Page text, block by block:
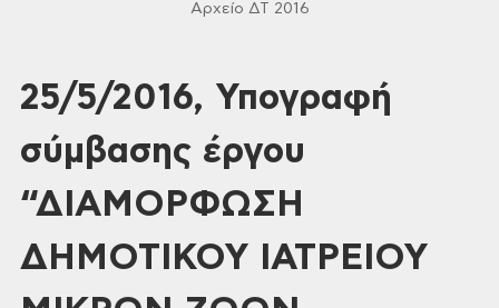
Αρχείο ΔΤ 2016
25/5/2016, Υπογραφή
σύμβασης έργου
“ΔΙΑΜΟΡΦΩΣΗ
ΔΗΜΟΤΙΚΟΥ ΙΑΤΡΕΙΟΥ